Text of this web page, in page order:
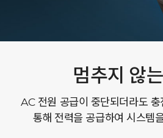
멈추지 않
AC 전원 공급이 중단되더라도
통해 전력을 공급하여 시스템